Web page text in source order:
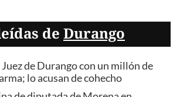
de Durango
de Durango con un millón de
lo acusan de cohecho